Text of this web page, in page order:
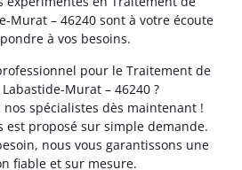
Murat – 46240 sont à votre écoute
à vos besoins.
pour le Traitement de
Murat – 46240 ?
nos spécialistes dès maintenant !
est proposé sur simple demande.
nous vous garantissons une
fiable et sur mesure.